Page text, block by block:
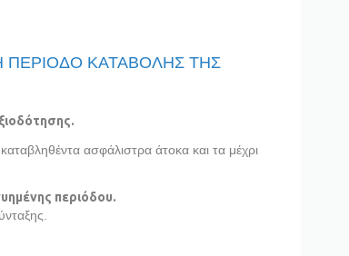
ΠΕΡΙΟΔΟ ΚΑΤΑΒΟΛΗΣ ΤΗΣ
ασφάλιστρα άτοκα και τα μέχρι
περιόδου.